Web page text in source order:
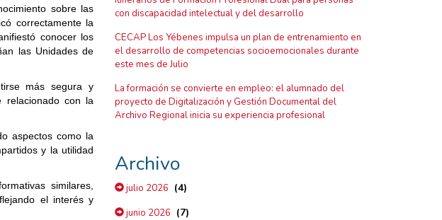
sobre las
correctamente la
conocer los
las Unidades de
más segura y
relacionado con la
aspectos como la
y la utilidad
similares,
el interés y
con discapacidad intelectual y del desarrollo
CECAP Los Yébenes impulsa un plan de entrenamiento en
el desarrollo de competencias socioemocionales durante
este mes de Julio
La formación se convierte en empleo: el alumnado del
proyecto de Digitalización y Gestión Documental del
Archivo Regional inicia su experiencia profesional
Archivo
julio 2026 (4)
junio 2026 (7)